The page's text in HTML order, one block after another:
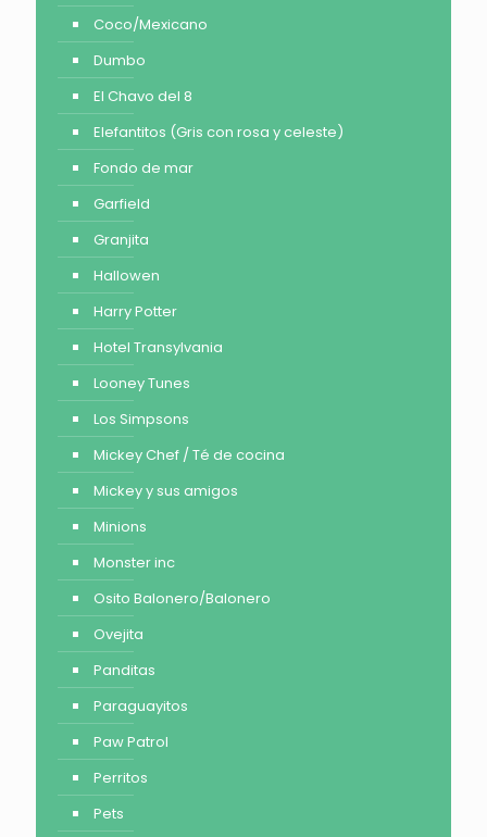
Coco/Mexicano
Dumbo
El Chavo del 8
Elefantitos (Gris con rosa y celeste)
Fondo de mar
Garfield
Granjita
Hallowen
Harry Potter
Hotel Transylvania
Looney Tunes
Los Simpsons
Mickey Chef / Té de cocina
Mickey y sus amigos
Minions
Monster inc
Osito Balonero/Balonero
Ovejita
Panditas
Paraguayitos
Paw Patrol
Perritos
Pets